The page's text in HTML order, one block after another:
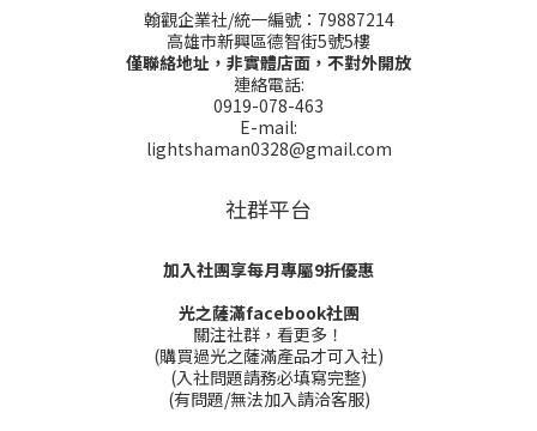
翰觀企業社/統一編號：79887214
高雄市新興區德智街5號5樓
僅聯絡地址，非實體店面，不對外開放
連絡電話:
0919-078-463
E-mail:
lightshaman0328@gmail.com
社群平台
加入社團享每月專屬9折優惠
光之薩滿facebook社團
關注社群，看更多！
(購買過光之薩滿產品才可入社)
(入社問題請務必填寫完整)
(有問題/無法加入請洽客服)